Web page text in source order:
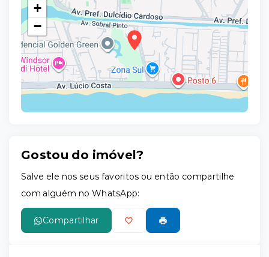
+
−
Gostou do imóvel?
Salve ele nos seus favoritos ou então compartilhe
com alguém no WhatsApp:
Compartilhar